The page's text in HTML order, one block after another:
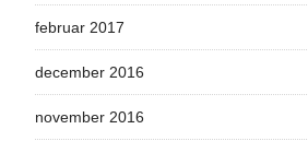
februar 2017
december 2016
november 2016